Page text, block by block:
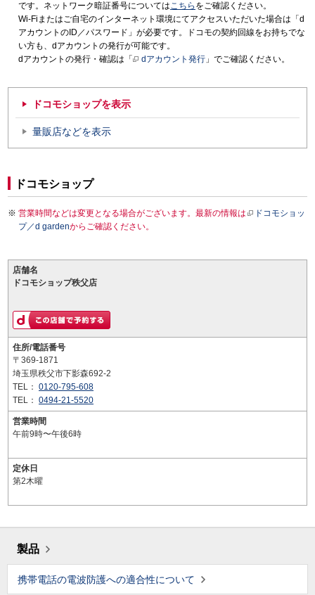
です。ネットワーク暗証番号についてはこちら をご確認ください。
Wi-Fiまたはご自宅のインターネット環境にてアクセスいただいた場合は「d
アカウントのID／パスワード」が必要です。ドコモの契約回線をお持ちでな
い方も、dアカウントの発行が可能です。
dアカウントの発行・確認は「
dアカウント発行 」でご確認ください。
ドコモショップを表示
量販店などを表示
ドコモショップ
営業時間などは変更となる場合がございます。最新の情報は
ドコモショッ
プ／d gardenからご確認ください。
店舗名
ドコモショップ秩父店
住所/電話番号
〒369-1871
埼玉県秩父市下影森692-2
TEL： 0120-795-608
TEL： 0494-21-5520
営業時間
午前9時〜午後6時
定休日
第2木曜
製品
携帯電話の電波防護への適合性について